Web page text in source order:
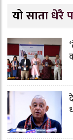
यो साता धेरै